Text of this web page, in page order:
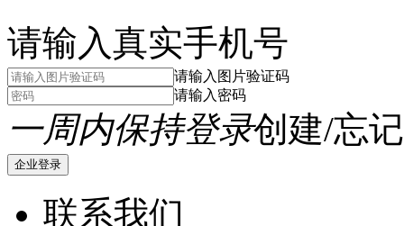
请输入真实手机号
请输入图片验证码
请输入密码
一周内保持登录创建/忘
企业登录
联系我们